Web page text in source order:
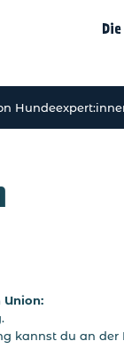
Union:
kannst du an